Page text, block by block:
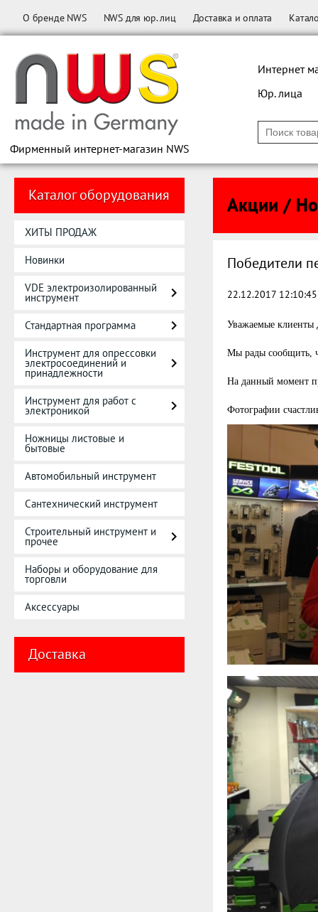
О бренде NWS NWS для юр. лиц Доставка и оплата
Фирменный интернет-магазин NWS
Интернет
Юр. лица
Каталог оборудования
ХИТЫ ПРОДАЖ
Новинки
VDE электроизолированный
инструмент
Стандартная программа
Инструмент для опрессовки
электросоединений и
принадлежности
Инструмент для работ с
электроникой
Ножницы листовые и
бытовые
Автомобильный инструмент
Сантехнический инструмент
Строительный инструмент и
прочее
Наборы и оборудование для
торговли
Аксессуары
Доставка
Акции /
Победители
22.12.2017 12:10:45
Уважаемые клиенты
Мы рады сообщить,
На данный момент
Фотографии